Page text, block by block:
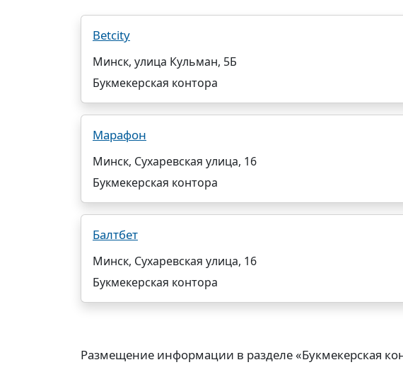
Betcity
Минск, улица Кульман, 5Б
Букмекерская контора
Марафон
Минск, Сухаревская улица, 16
Букмекерская контора
Балтбет
Минск, Сухаревская улица, 16
Букмекерская контора
Размещение информации в разделе «Букмекерская